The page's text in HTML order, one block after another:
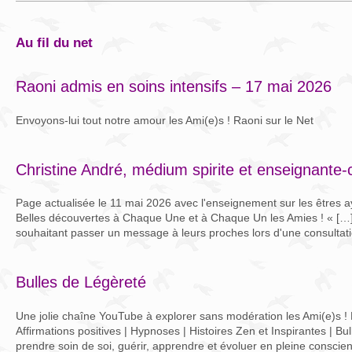
au fil du net
Raoni admis en soins intensifs – 17 mai 2026
Envoyons-lui tout notre amour les Ami(e)s ! Raoni sur le Net
Christine André, médium spirite et
Page actualisée le 11 mai 2026 avec l'enseignement sur les êtres
Belles découvertes à Chaque Une et à Chaque Un les Amies ! «
souhaitant passer un message à leurs proches lors d'une
Bulles de Légèreté
Une jolie chaîne YouTube à explorer sans modération les Ami(e)s
Affirmations positives | Hypnoses | Histoires Zen et Inspirantes |
prendre soin de soi, guérir, apprendre et évoluer en pleine